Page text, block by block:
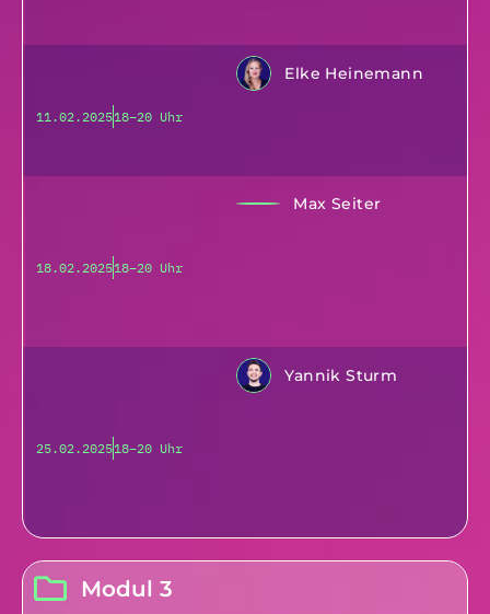
11.02.202518–20 Uhr
Elke Heinemann
18.02.202518–20 Uhr
Max Seiter
25.02.202518–20 Uhr
Yannik Sturm
Modul 3